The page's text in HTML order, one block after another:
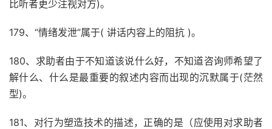
比听者更少注视对方)。
179、“情绪发泄”属于( 讲话内容上的阻抗 )。
180、求助者由于不知道该说什么好，不知道咨询师希望了
解什么、什么是最重要的叙述内容而出现的沉默属于(茫然
型)。
181、对行为塑造技术的描述，正确的是（应使用对求助者